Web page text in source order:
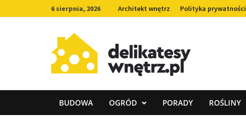
to
6 sierpnia, 2026 Architekt wnętrz Polityka prywatności
BUDOWA OGRÓD PORADY ROŚLINY